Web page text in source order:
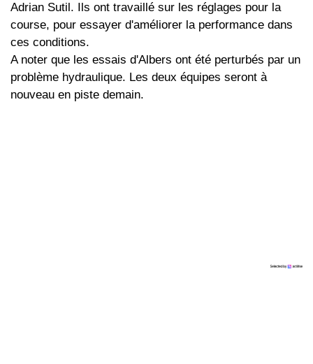
Adrian Sutil. Ils ont travaillé sur les réglages pour la
course, pour essayer d'améliorer la performance dans
ces conditions.
A noter que les essais d'Albers ont été perturbés par un
problème hydraulique. Les deux équipes seront à
nouveau en piste demain.